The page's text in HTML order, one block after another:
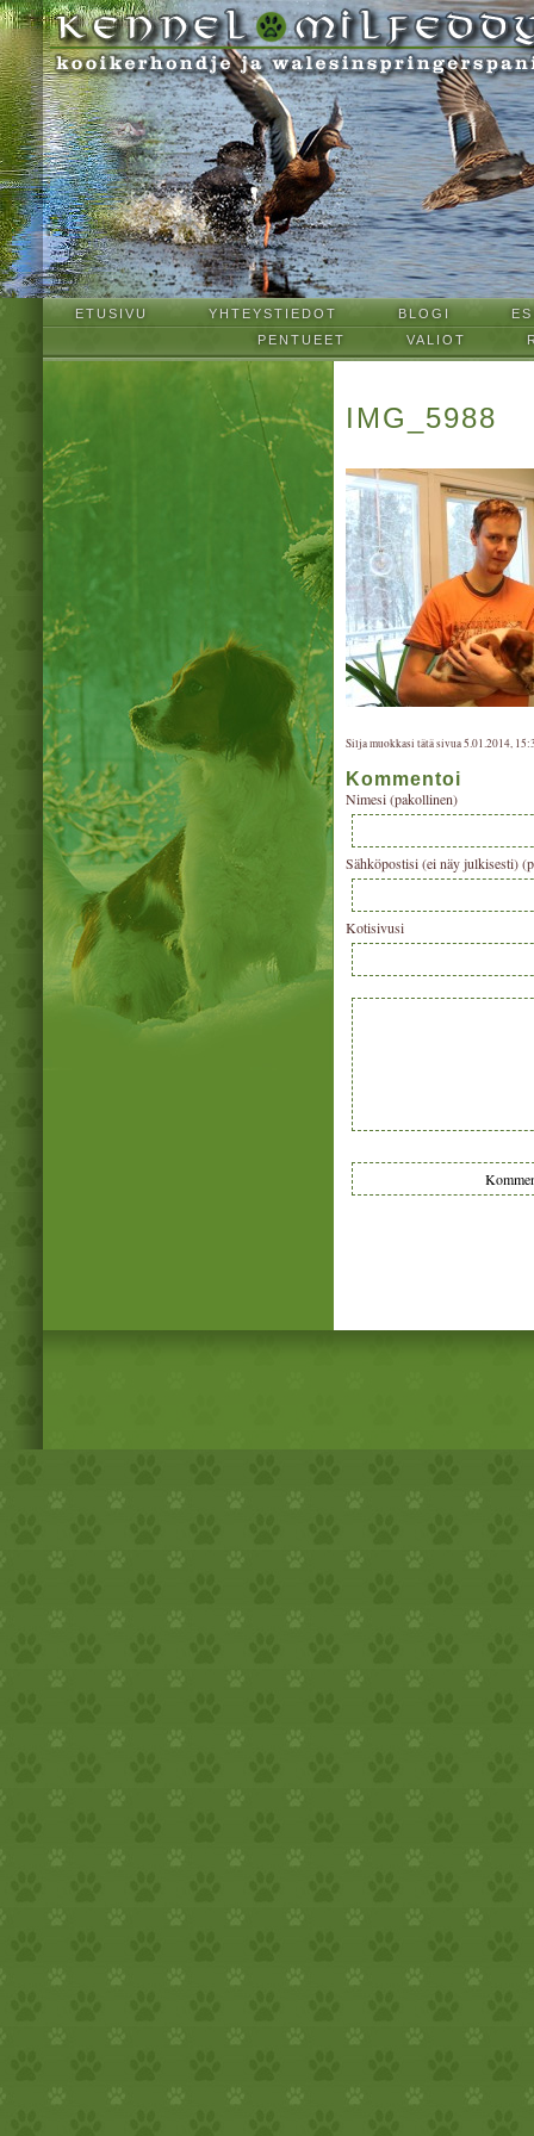
ETUSIVU YHTEYSTIEDOT BLOGI
PENTUEET
VALIOT
IMG_5988
Silja muokkasi tätä sivua 5.01.2014,
Kommentoi
Nimesi (pakollinen)
Sähköpostisi (ei näy julkisesti)
Kotisivusi